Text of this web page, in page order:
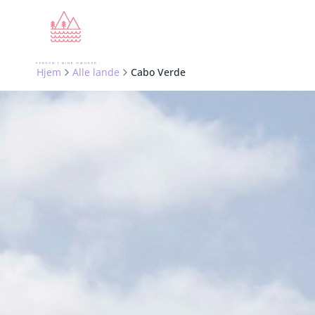
Hjem Alle lande Cabo Verde